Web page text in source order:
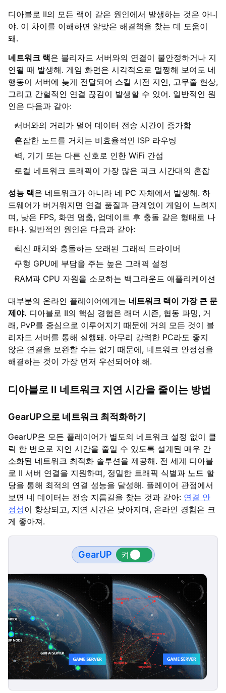
디아블로 II의 모든 랙이 같은 원인에서 발생하는 것은 아니
야. 이 차이를 이해하면 알맞은 해결책을 찾는 데 도움이
돼.
네트워크 랙은 블리자드 서버와의 연결이 불안정하거나 지
연될 때 발생해. 게임 화면은 시각적으로 멀쩡해 보여도 네
행동이 서버에 늦게 전달되어 스킬 시전 지연, 고무줄 현상,
그리고 간헐적인 연결 끊김이 발생할 수 있어. 일반적인 원
인은 다음과 같아:
서버와의 거리가 멀어 데이터 전송 시간이 증가함
혼잡한 노드를 거치는 비효율적인 ISP 라우팅
벽, 기기 또는 다른 신호로 인한 WiFi 간섭
로컬 네트워크 트래픽이 가장 많은 피크 시간대의 혼잡
성능 랙은 네트워크가 아니라 네 PC 자체에서 발생해. 하
드웨어가 버거워지면 연결 품질과 관계없이 게임이 느려지
며, 낮은 FPS, 화면 멈춤, 업데이트 후 충돌 같은 형태로 나
타나. 일반적인 원인은 다음과 같아:
최신 패치와 충돌하는 오래된 그래픽 드라이버
구형 GPU에 부담을 주는 높은 그래픽 설정
RAM과 CPU 자원을 소모하는 백그라운드 애플리케이션
대부분의 온라인 플레이어에게는 네트워크 랙이 가장 큰 문
제야. 디아블로 II의 핵심 경험은 래더 시즌, 협동 파밍, 거
래, PvP를 중심으로 이루어지기 때문에 거의 모든 것이 블
리자드 서버를 통해 실행돼. 아무리 강력한 PC라도 좋지
않은 연결을 보완할 수는 없기 때문에, 네트워크 안정성을
해결하는 것이 가장 먼저 우선되어야 해.
디아블로 II 네트워크 지연 시간을 줄이는 방법
GearUP으로 네트워크 최적화하기
GearUP은 모든 플레이어가 별도의 네트워크 설정 없이 클
릭 한 번으로 지연 시간을 줄일 수 있도록 설계된 매우 간
소화된 네트워크 최적화 솔루션을 제공해. 전 세계 디아블
로 II 서버 연결을 지원하며, 정밀한 트래픽 식별과 노드 할
당을 통해 최적의 연결 성능을 달성해. 플레이어 관점에서
보면 네 데이터는 전송 지름길을 찾는 것과 같아: 연결 안
정성이 향상되고, 지연 시간은 낮아지며, 온라인 경험은 크
게 좋아져.
GearUP